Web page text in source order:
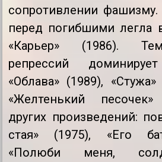
сопротивлении
перед погибшими легла
«Карьер» (1986).
репрессий
«Облава» (1989), «Стужа»
«Желтенький
других произведений:
стая» (1975), «Его
«Полюби меня,